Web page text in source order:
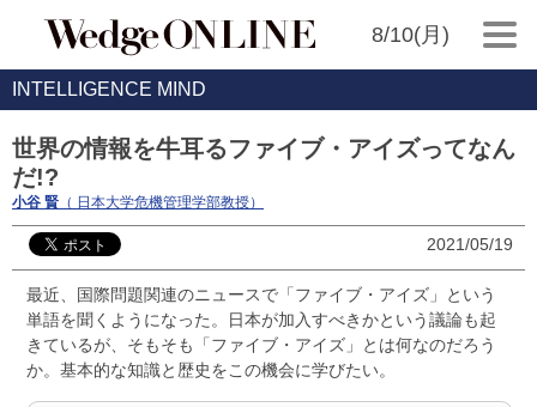
8/10(月)
INTELLIGENCE MIND
世界の情報を牛耳るファイブ・アイズってなん
だ!?
小谷 賢 （ 日本大学危機管理学部教授）
2021/05/19
最近、国際問題関連のニュースで「ファイブ・アイズ」という
単語を聞くようになった。日本が加入すべきかという議論も起
きているが、そもそも「ファイブ・アイズ」とは何なのだろう
か。基本的な知識と歴史をこの機会に学びたい。